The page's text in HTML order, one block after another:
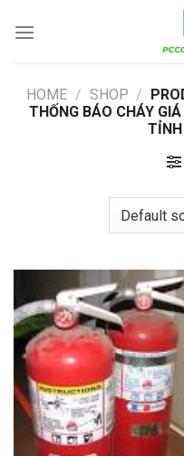
HOME / SHOP /
THỐNG BÁO CHÁY